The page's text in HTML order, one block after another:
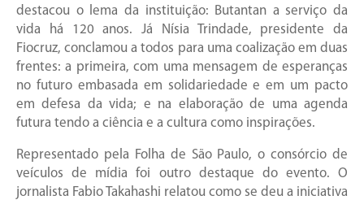
destacou o lema da instituição: Butantan a serviço da
vida há 120 anos. Já Nísia Trindade, presidente da
Fiocruz, conclamou a todos para uma coalização em duas
frentes: a primeira, com uma mensagem de esperanças
no futuro embasada em solidariedade e em um pacto
em defesa da vida; e na elaboração de uma agenda
futura tendo a ciência e a cultura como inspirações.
Representado pela Folha de São Paulo, o consórcio de
veículos de mídia foi outro destaque do evento. O
jornalista Fabio Takahashi relatou como se deu a iniciativa